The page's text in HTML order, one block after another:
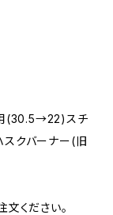
(30.5→22)スチ
クバーナー(旧
ください。